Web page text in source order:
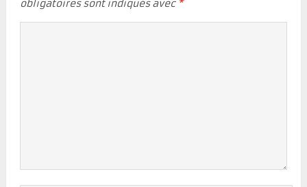
obligatoires sont indiqués avec *